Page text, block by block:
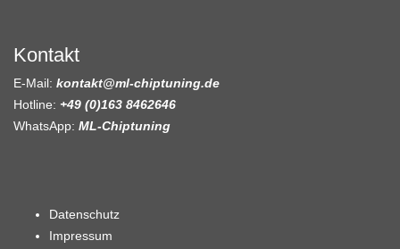
Kontakt
E-Mail: kontakt@ml-chiptuning.de
Hotline: +49 (0)163 8462646
WhatsApp: ML-Chiptuning
Datenschutz
Impressum